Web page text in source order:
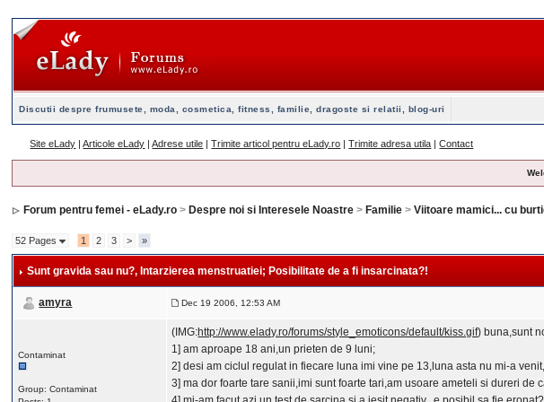
Discutii despre frumusete, moda, cosmetica, fitness, familie, dragoste si relatii, blog-uri
Site eLady |Articole eLady |Adrese utile |Trimite articol pentru eLady.ro |Trimite adresa utila |Contact
Forum pentru femei - eLady.ro > Despre noi si Interesele Noastre > Familie >Viitoare mamici... cu
52 Pages 1 2 3 > »
Sunt gravida sau nu?, Intarzierea menstruatiei; Posibilitate de a fi insarcinata?!
amyra Dec 19 2006, 12:53 AM
Contaminat
Group: Contaminat
(IMG:http://www.elady.ro/forums/style_emoticons/default/kiss.gif) buna,sunt
1] am aproape 18 ani,un prieten de 9 luni;
2] desi am ciclul regulat in fiecare luna imi vine pe 13,luna asta nu mi-a
3] ma dor foarte tare sanii,imi sunt foarte tari,am usoare ameteli si dureri de